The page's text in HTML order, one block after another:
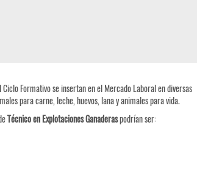
Formativo se insertan en el Mercado Laboral en diversas
para carne, leche, huevos, lana y animales para vida.
Técnico en Explotaciones Ganaderaspodrían ser: